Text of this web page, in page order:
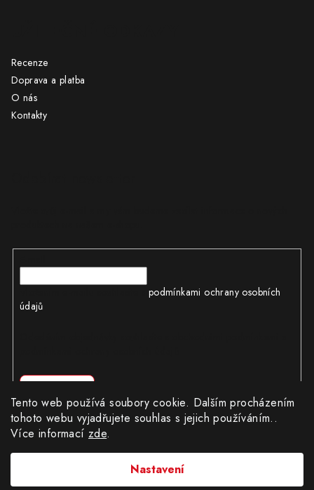
Tento web používá soubory cookie. Dalším procházením
tohoto webu vyjadřujete souhlas s jejich používáním..
Více informacízde.
Nastavení
Recenze
Doprava a platba
O nás
Kontakty
podmínkami ochrany osobních
údajů
Obchodní podmínky|Ochrana osobních údajů